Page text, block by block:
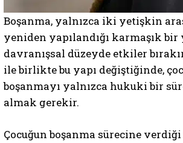
Boşanma, yalnızca iki yetişkin
yeniden yapılandığı karmaşık
davranışsal düzeyde etkiler
ile birlikte bu yapı değiştiğinde,
boşanmayı yalnızca hukuki bir
almak gerekir.
Çocuğun boşanma sürecine